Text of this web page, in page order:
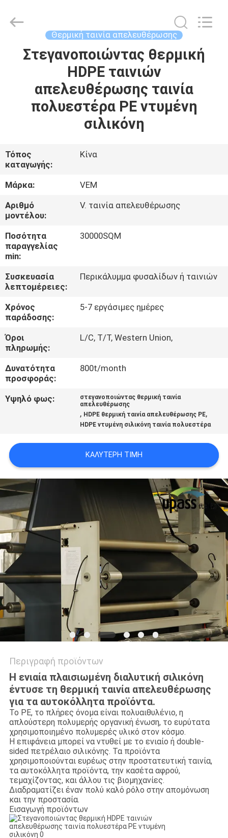
ΣΠΊΤΙ
ΠΡΟΪΌΝΤΑ
ΕΜΦΆΝΙΣΗ
VR
ΣΧΕΤΙΚΆ
ΜΕ
ΕΜΆΣ
ΕΠΙΣΚΈΨΕΙΣ
ΣΤΟ
ΕΡΓΟΣΤΆΣΙΟ
ΈΛΕΓΧΟΣ
ΠΟΙΌΤΗΤΑΣ
ΕΠΙΚΟΙΝΩΝΉΣΤΕ
ΜΑΖΊ
ΕΙΔΉΣΕΙΣ
ΥΠΟΘΈΣΕΙΣ
ΜΠΛΟΓΚ
SITEMAP
ΠΟΛΙΤΙΚΉ
ΜΥΣΤΙΚΌΤΗΤΑΣ
Technology
(Shanghai)
Θερμική ταινία απελευθέρωσης
Στεγανοποιώντας θερμική
HDPE ταινιών
απελευθέρωσης ταινία
πολυεστέρα PE ντυμένη
σιλικόνη
Τόπος
καταγωγής:
Κίνα
Μάρκα:
VEM
Αριθμό
μοντέλου:
V. ταινία απελευθέρωσης
Ποσότητα
παραγγελίας
min:
30000SQM
Συσκευασία
λεπτομέρειες:
Περικάλυμμα φυσαλίδων ή ταινιών
Χρόνος
παράδοσης:
5-7 εργάσιμες ημέρες
Όροι
πληρωμής:
L/C, T/T, Western Union,
Δυνατότητα
προσφοράς:
800t/month
Υψηλό φως:
στεγανοποιώντας θερμική ταινία
απελευθέρωσης
, HDPE θερμική ταινία απελευθέρωσης PE,
HDPE ντυμένη σιλικόνη ταινία πολυεστέρα
ΚΑΛΎΤΕΡΗ ΤΙΜΉ
Περιγραφή προϊόντων
Η ενιαία πλαισιωμένη διαλυτική σιλικόνη
έντυσε τη θερμική ταινία απελευθέρωσης
για τα αυτοκόλλητα προϊόντα.
Το PE, το πλήρες όνομα είναι πολυαιθυλένιο, η
απλούστερη πολυμερής οργανική ένωση, το ευρύτατα
χρησιμοποιημένο πολυμερές υλικό στον κόσμο.
Η επιφάνεια μπορεί να ντυθεί με το ενιαίο ή double-
sided πετρέλαιο σιλικόνης. Τα προϊόντα
χρησιμοποιούνται ευρέως στην προστατευτική ταινία,
τα αυτοκόλλητα προϊόντα, την κασέτα αφρού,
τεμαχίζοντας, και άλλου τις βιομηχανίες.
Διαδραματίζει έναν πολύ καλό ρόλο στην απομόνωση
και την προστασία.
Εισαγωγή προϊόντων